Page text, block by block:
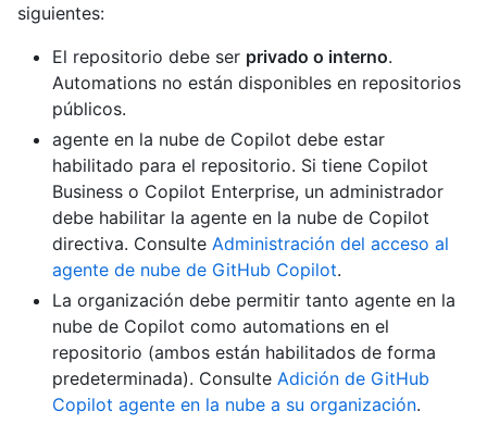
siguientes:
El repositorio debe ser privado o interno.
Automations no están disponibles en repositorios
públicos.
agente en la nube de Copilot debe estar
habilitado para el repositorio. Si tiene Copilot
Business o Copilot Enterprise, un administrador
debe habilitar la agente en la nube de Copilot
directiva. Consulte Administración del acceso al
agente de nube de GitHub Copilot.
La organización debe permitir tanto agente en la
nube de Copilot como automations en el
repositorio (ambos están habilitados de forma
predeterminada). Consulte Adición de GitHub
Copilot agente en la nube a su organización.